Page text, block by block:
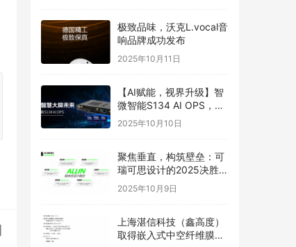
极致品味，沃克L.vocal音
响品牌成功发布
2025年10月11日
【AI赋能，视界升级】智
微智能S134 AI OPS，重
构智慧大屏未来
2025年10月10日
聚焦垂直，构筑壁垒：可
瑞可思设计的2025决胜之
道
2025年10月9日
上海湛信科技（鑫高度）
取得嵌入式中空纤维膜喷